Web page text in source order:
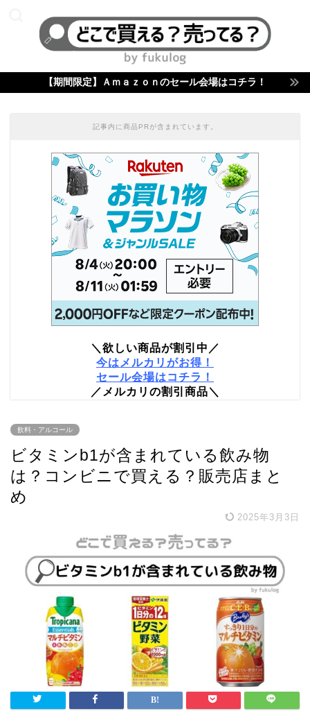
【期間限定】Ａｍａｚｏｎのセール会場はコチラ！
記事内に商品PRが含まれています。
＼欲しい商品が割引中／
今はメルカリがお得！
セール会場はコチラ！
／メルカリの割引商品＼
飲料・アルコール
ビタミンb1が含まれている飲み物
は？コンビニで買える？販売店まと
め
2025年3月3日